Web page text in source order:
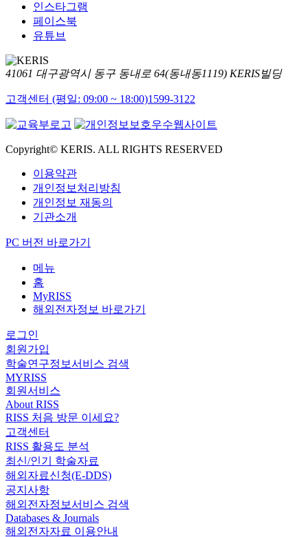
인스타그램
페이스북
유튜브
41061 대구광역시 동구 동내로 64(동내동1119) KERIS빌딩
고객센터 (평일: 09:00 ~ 18:00)1599-3122
Copyright© KERIS. ALL RIGHTS RESERVED
이용약관
개인정보처리방침
개인정보 재동의
기관소개
PC 버전 바로가기
메뉴
홈
MyRISS
해외전자정보 바로가기
로그인
회원가입
학술연구정보서비스 검색
MYRISS
회원서비스
About RISS
RISS 처음 방문 이세요?
고객센터
RISS 활용도 분석
최신/인기 학술자료
해외자료신청(E-DDS)
공지사항
해외전자정보서비스 검색
Databases & Journals
해외전자자료 이용안내